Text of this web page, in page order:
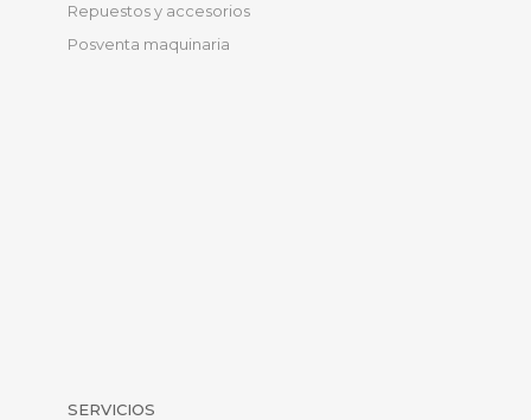
Repuestos y accesorios
Posventa maquinaria
SERVICIOS